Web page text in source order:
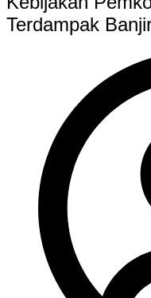
Terdampak